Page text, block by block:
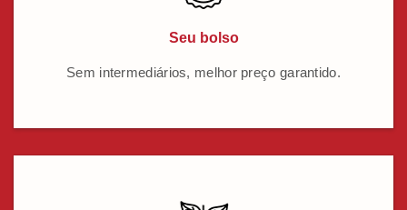
Seu bolso
Sem intermediários, melhor preço garantido.